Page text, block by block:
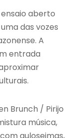
aberto
das vozes
A
entrada
Brunch / Pirijo
música,